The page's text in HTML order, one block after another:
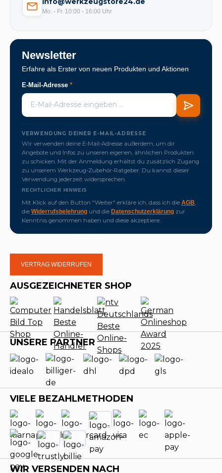
Mo. - Fr. 10:00 - 16:00 Uhr
Newsletter
Erfahre als Erster von neuen Produkten und Aktionen
E-Mail-Adresse *
VERWENDUNG DEINER E-MAIL-ADRESSE
Wir verwenden deine E-Mail-Adresse außerdem, um dir
Angebote und Infos zu unseren eigenen, ähnlichen Produkten
zu schicken. Mit der Anmeldung erhältst du zusätzlich Zugang
zu unserem Werkzeug-Zubehör-Ratgeber. Du kannst dieser
Verwendung jederzeit widersprechen.
RECHTLICHER HINWEIS
Mit Klick auf den Button "Weiter" erkläre ich, dass ich die AGB
die Widerrufsbelehrung und die Datenschutzerklärung zur
Kenntnis genommen haben und diese akzeptiere.
VERTRAG WIDERRUFEN
AUSGEZEICHNETER SHOP
UNSERE PARTNER
VIELE BEZAHLMETHODEN
WIR VERSENDEN NACH